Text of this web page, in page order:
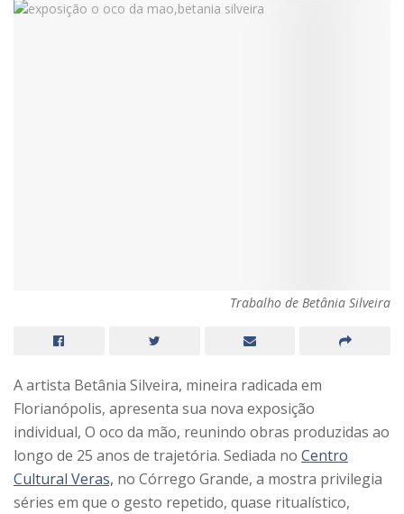
Trabalho de Betânia Silveira
A artista Betânia Silveira, mineira radicada em
Florianópolis, apresenta sua nova exposição
individual, O oco da mão, reunindo obras produzidas ao
longo de 25 anos de trajetória. Sediada no Centro
Cultural Veras, no Córrego Grande, a mostra privilegia
séries em que o gesto repetido, quase ritualístico,